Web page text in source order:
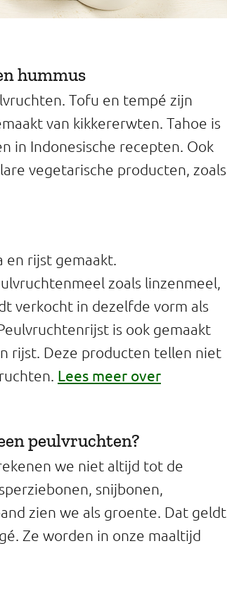
hummus
Tofu en tempé zijn
van kikkererwten. Tahoe is
in Indonesische recepten. Ook
vegetarische producten, zoals
en rijst gemaakt.
zoals linzenmeel,
verkocht in dezelfde vorm als
is ook gemaakt
rijst. Deze producten tellen niet
Lees meer over
peulvruchten?
we niet altijd tot de
snijbonen,
zien we als groente. Dat geldt
Ze worden in onze maaltijd